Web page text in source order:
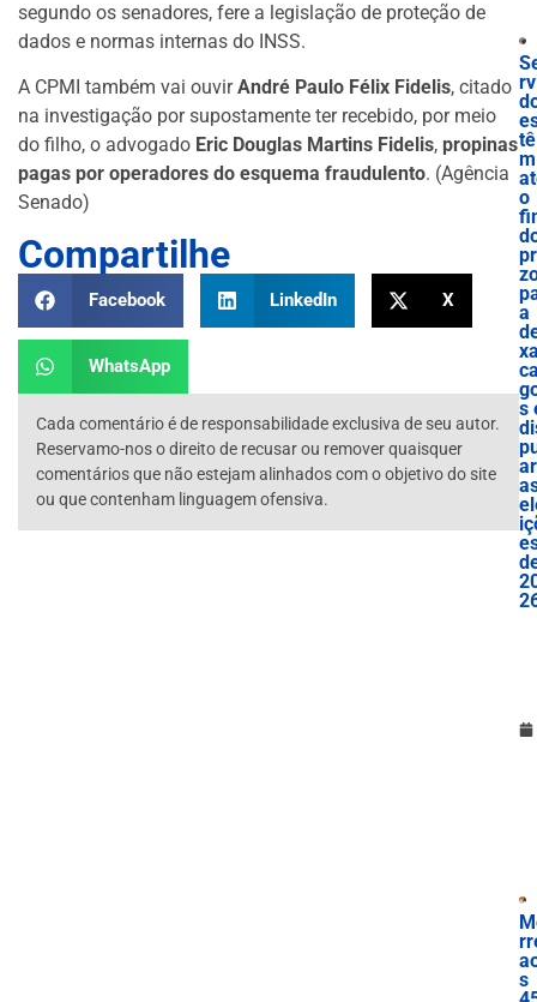
segundo os senadores, fere a legislação de proteção de
dados e normas internas do INSS.
A CPMI também vai ouvirAndré Paulo Félix Fidelis, citado
na investigação por supostamente ter recebido, por meio
do filho, o advogado Eric Douglas Martins Fidelis, propinas
pagas por operadores do esquema fraudulento. (Agência
Senado)
Compartilhe
Facebook LinkedIn X
WhatsApp
Cada comentário é de responsabilidade exclusiva de seu autor.
Reservamo-nos o direito de recusar ou remover quaisquer
comentários que não estejam alinhados com o objetivo do site
ou que contenham linguagem ofensiva.
tê
m
o
a
s
ar
s